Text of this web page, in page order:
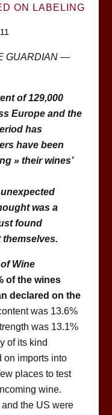
ON LABELING
GUARDIAN—
of 129,000
Europe and the
has
have been
» their wines’
was a
found
themselves.
Wine
of the wines
declared on the
was 13.6%
was 13.1%
of its kind
on imports into
places to test
wine.
the US were